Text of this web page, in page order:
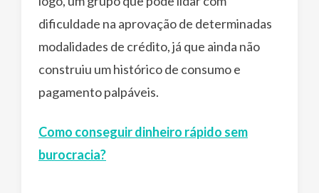
dificuldade na aprovação de determinadas
modalidades de crédito, já que ainda não
construiu um histórico de consumo e
pagamento palpáveis.
Como conseguir dinheiro rápido sem
burocracia?